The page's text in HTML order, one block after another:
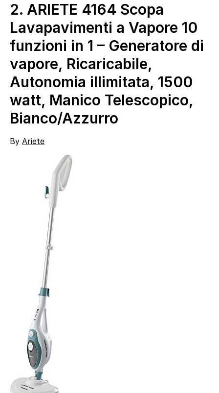
2. ARIETE 4164 Scopa
Lavapavimenti a Vapore 10
funzioni in 1 – Generatore di
vapore, Ricaricabile,
Autonomia illimitata, 1500
watt, Manico Telescopico,
Bianco/Azzurro
By Ariete